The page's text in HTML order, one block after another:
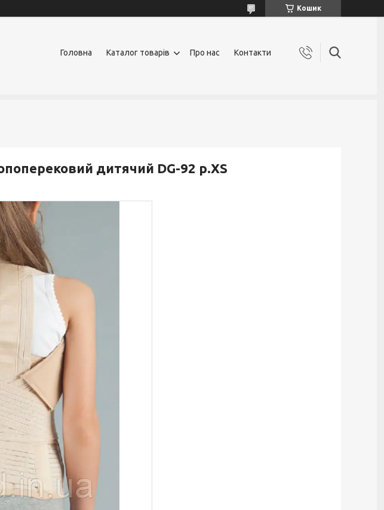
Кошик
Головна Каталог товарів Про нас Контакти
дитячий DG-92 р.XS